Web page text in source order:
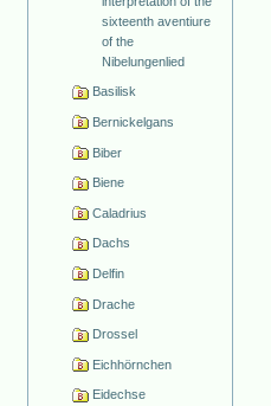
sixteenth aventiure
of the
Nibelungenlied
Basilisk
Bernickelgans
Biber
Biene
Caladrius
Dachs
Delfin
Drache
Drossel
Eichhörnchen
Eidechse